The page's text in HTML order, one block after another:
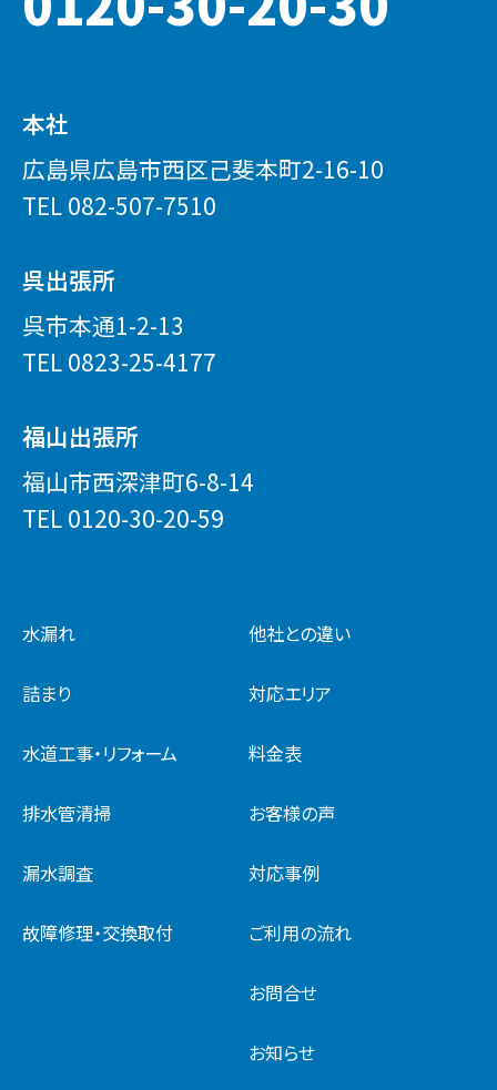
本社
広島県広島市西区己斐本町2-16-10
TEL 082-507-7510
呉出張所
呉市本通1-2-13
TEL 0823-25-4177
福山出張所
福山市西深津町6-8-14
TEL 0120-30-20-59
水漏れ
詰まり
水道工事・リフォーム
排水管清掃
漏水調査
故障修理・交換取付
他社との違い
対応エリア
料金表
お客様の声
対応事例
ご利用の流れ
お問合せ
お知らせ